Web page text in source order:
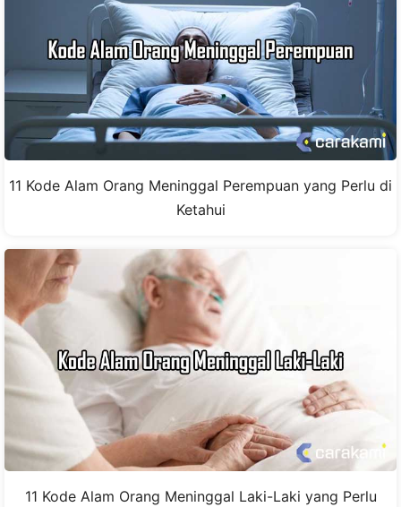
11 Kode Alam Orang Meninggal Perempuan yang Perlu di
Ketahui
11 Kode Alam Orang Meninggal Laki-Laki yang Perlu